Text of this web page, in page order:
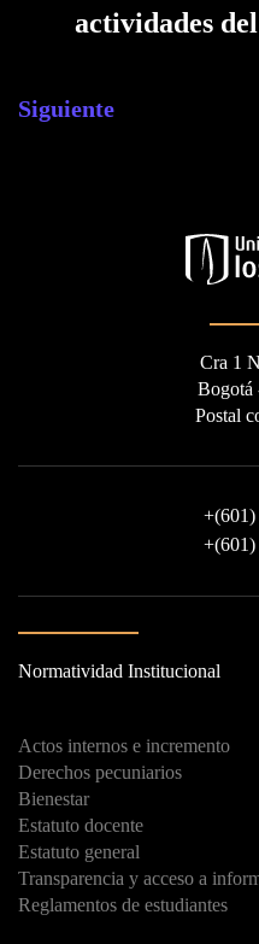
actividades
Siguiente
Cra 1
Bogotá
Postal
+(601)
+(601)
Normatividad Institucional
Actos internos e incremento
Derechos pecuniarios
Bienestar
Estatuto docente
Estatuto general
Transparencia y acceso a
Reglamentos de estudiantes